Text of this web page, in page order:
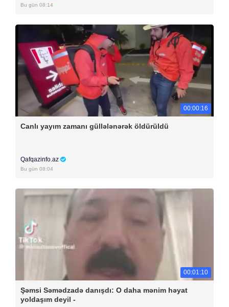
Bu gün 08:14
00:00:16
Canlı yayım zamanı güllələnərək öldürüldü
Qafqazinfo.az
Bu gün 08:04
00:01:10
Şəmsi Səmədzadə danışdı: O daha mənim həyat
yoldaşım deyil -